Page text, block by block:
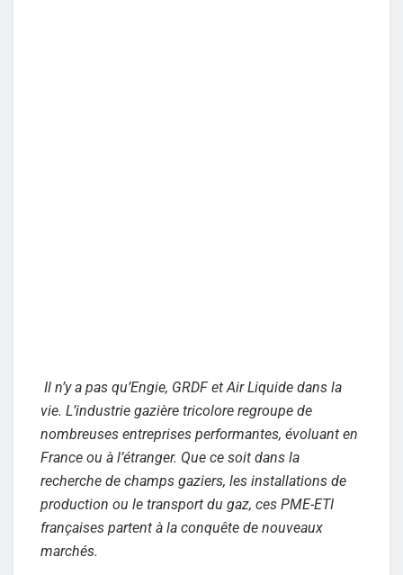
Il n’y a pas qu’Engie, GRDF et Air Liquide dans la
vie. L’industrie gazière tricolore regroupe de
nombreuses entreprises performantes, évoluant en
France ou à l’étranger. Que ce soit dans la
recherche de champs gaziers, les installations de
production ou le transport du gaz, ces PME-ETI
françaises partent à la conquête de nouveaux
marchés.